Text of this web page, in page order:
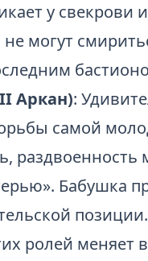
у
могут
Аркан):
самой
Бабушка
позиции.
ролей меняет